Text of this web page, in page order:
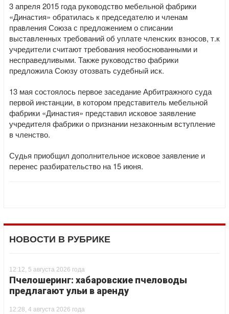
3 апреля 2015 года руководство мебельной фабрики
«Династия» обратилась к председателю и членам
правления Союза с предложением о списании
выставленных требований об уплате членских взносов, т.к
учредители считают требования необоснованными и
несправедливыми. Также руководство фабрики
предложила Союзу отозвать судебный иск.
13 мая состоялось первое заседание Арбитражного суда
первой инстанции, в котором представитель мебельной
фабрики «Династия» представил исковое заявление
учредителя фабрики о признании незаконным вступление
в членство.
Судья приобщил дополнительное исковое заявление и
перенес разбирательство на 15 июня.
НОВОСТИ В РУБРИКЕ
12:12, 5 августа 2026 года
Пчелошеринг: хабаровские пчеловоды
предлагают ульи в аренду
12:28, 4 августа 2026 года